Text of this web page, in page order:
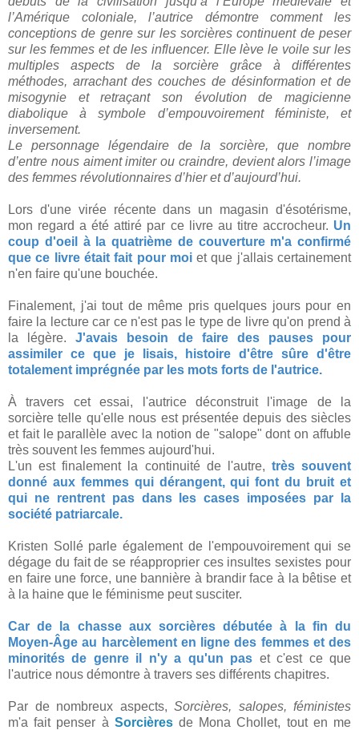
l’Amérique coloniale, l’autrice démontre comment les
conceptions de genre sur les sorcières continuent de peser
sur les femmes et de les influencer. Elle lève le voile sur les
multiples aspects de la sorcière grâce à différentes
méthodes, arrachant des couches de désinformation et de
misogynie et retraçant son évolution de magicienne
diabolique à symbole d’empouvoirement féministe, et
inversement.
Le personnage légendaire de la sorcière, que nombre
d’entre nous aiment imiter ou craindre, devient alors l’image
des femmes révolutionnaires d’hier et d’aujourd’hui.
Lors d'une virée récente dans un magasin d'ésotérisme,
mon regard a été attiré par ce livre au titre accrocheur. Un
coup d'oeil à la quatrième de couverture m'a confirmé
que ce livre était fait pour moiet que j'allais certainement
n'en faire qu'une bouchée.
Finalement, j'ai tout de même pris quelques jours pour en
faire la lecture car ce n'est pas le type de livre qu'on prend à
la légère.J'avais besoin de faire des pauses pour
assimiler ce que je lisais, histoire d'être sûre d'être
totalement imprégnée par les mots forts de l'autrice.
À travers cet essai, l'autrice déconstruit l'image de la
sorcière telle qu'elle nous est présentée depuis des siècles
et fait le parallèle avec la notion de "salope" dont on affuble
très souvent les femmes aujourd'hui.
L'un est finalement la continuité de l'autre, très souvent
donné aux femmes qui dérangent, qui font du bruit et
qui ne rentrent pas dans les cases imposées par la
société patriarcale.
Kristen Sollé parle également de l'empouvoirement qui se
dégage du fait de se réapproprier ces insultes sexistes pour
en faire une force, une bannière à brandir face à la bêtise et
à la haine que le féminisme peut susciter.
Car de la chasse aux sorcières débutée à la fin du
Moyen-Âge au harcèlement en ligne des femmes et des
minorités de genre il n'y a qu'un pas et c'est ce que
l'autrice nous démontre à travers ses différents chapitres.
Par de nombreux aspects, Sorcières, salopes, féministes
m'a fait penser à Sorcièresde Mona Chollet, tout en me